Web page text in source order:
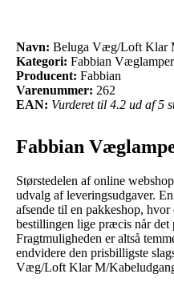
Navn: Beluga Væg/Loft Klar
Kategori: Fabbian Væglamper
Producent: Fabbian
Varenummer: 262
EAN: Vurderet til 4.2 ud af 5
Fabbian
Størstedelen af online
udvalg af leveringsudgaver.
afsende til en pakkeshop,
bestillingen lige præcis når det
Fragtmuligheden er altså
endvidere den prisbilligste
Væg/Loft Klar M/